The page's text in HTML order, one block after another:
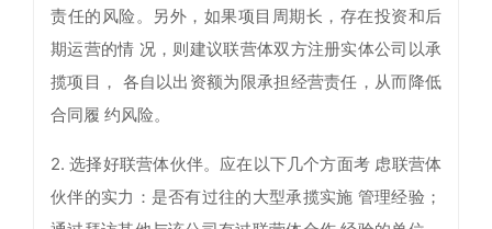
责任的风险。另外，如果项目周期长，存在投资和后
期运营的情 况，则建议联营体双方注册实体公司以承
揽项目， 各自以出资额为限承担经营责任，从而降低
合同履 约风险。
2. 选择好联营体伙伴。应在以下几个方面考 虑联营体
伙伴的实力：是否有过往的大型承揽实施 管理经验；